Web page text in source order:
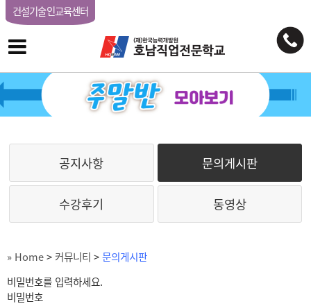
건설기술인교육센터
공지사항 문의게시판
수강후기 동영상
» Home> 커뮤니티 >문의게시판
비밀번호를 입력하세요.
비밀번호